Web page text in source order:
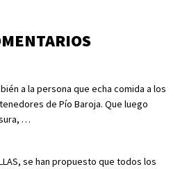
a la persona que echa comida a los
de Pío Baroja. Que luego
…
se han propuesto que todos los